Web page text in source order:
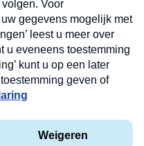
op onze
in uw